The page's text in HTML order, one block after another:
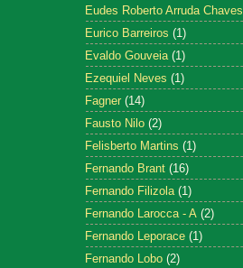
Eudes Roberto Arruda Chaves
Eurico Barreiros (1)
Evaldo Gouveia (1)
Ezequiel Neves (1)
Fagner (14)
Fausto Nilo (2)
Felisberto Martins (1)
Fernando Brant (16)
Fernando Filizola (1)
Fernando Larocca - A (2)
Fernando Leporace (1)
Fernando Lobo (2)